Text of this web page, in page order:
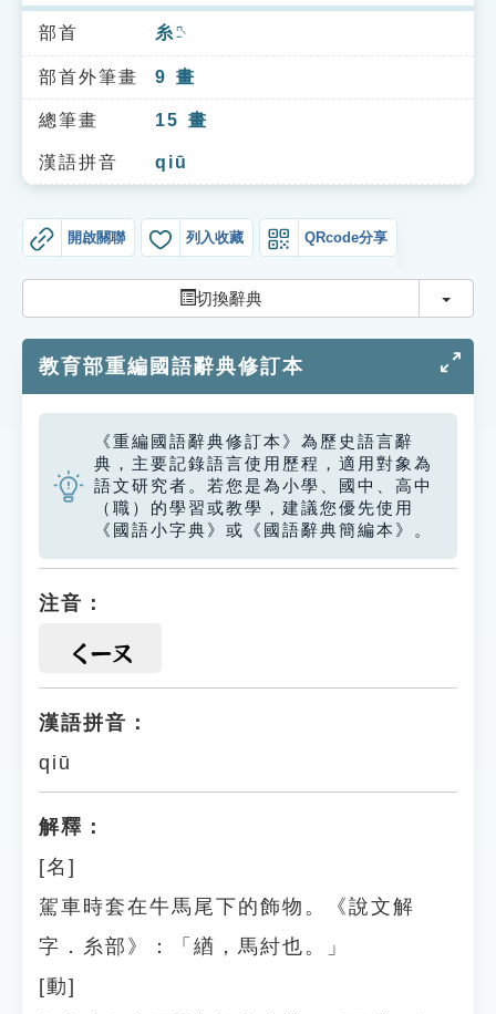
索引選單
知識索引
單字索引
生命大百科索引
遊戲專區
教學應用
貓頭鷹博士
部首 糸 ㄇㄧˋ
部首外筆畫 9 畫
總筆畫 15 畫
漢語拼音 qiū
開啟關聯 列入收藏 QRcode分享
切換辭典 切換
教育部重編國語辭典修訂本
《重編國語辭典修訂本》為歷史語言辭
典，主要記錄語言使用歷程，適用對象為
語文研究者。若您是為小學、國中、高中
（職）的學習或教學，建議您優先使用
《國語小字典》或《國語辭典簡編本》。
注音：
ㄑㄧㄡ
漢語拼音：
qiū
解釋：
[名]
駕車時套在牛馬尾下的飾物。《說文解
字．糸部》：「緧，馬紂也。」
[動]